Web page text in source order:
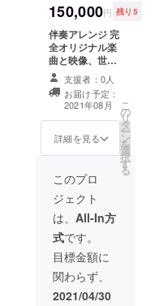
す。歌詞作成の
ために何度か
メールで確認を
いたします。 お
打ち合わせの進
捗によりお届け
時期が変わりま
す。 記念日や結
婚式などでご利
場合はご相談く
ださい。
ご提供 。 (歌詞
制作のための歌
詞、手紙、メモ
など と 映像
制作のための10
～20枚程度の写
真などを電子
データでご準備
ください) 2021
年5月から制作開
始します。歌詞
作成のために何
認をいたしま
す。 お打ち合わ
せの進捗により
お届け時期が変
わります。 記念
日や結婚式など
でご利用の予定
がある場合はご
相談ください。
150,000円 残り5
伴奏アレンジ 完
全オリジナル楽
曲と映像、世界
に一つだけのメ
ロディー。 例え
ばバンド編成で
の伴奏、生ギ
ター弾き語り伴
奏やオーケスト
せます。プロ歌
手による歌入れ
をしオリジナル
映像と合わせま
す。電子データ
(歌入りとカラオ
ケ )でのご提供
。 (歌詞制作のた
めの歌詞、手
紙、メモなど
支援者：0人
お届け予定：
2021年08月
詳細を見る
こ
の
リ
タ
ー
ン
を
選
択
す
る
このプロ
ジェクト
は、 All-In方
式です。
目標金額に
関わらず、
2021/04/30